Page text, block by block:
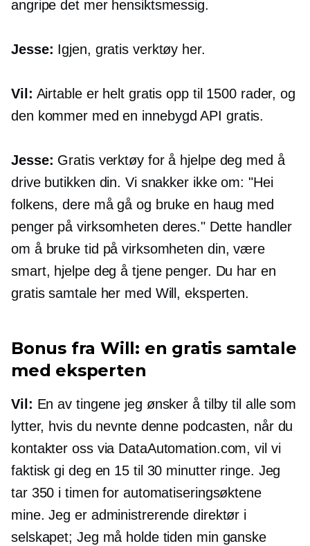
angripe det mer hensiktsmessig.
Jesse: Igjen, gratis verktøy her.
Vil: Airtable er helt gratis opp til 1500 rader, og
den kommer med en innebygd API gratis.
Jesse: Gratis verktøy for å hjelpe deg med å
drive butikken din. Vi snakker ikke om: "Hei
folkens, dere må gå og bruke en haug med
penger på virksomheten deres." Dette handler
om å bruke tid på virksomheten din, være
smart, hjelpe deg å tjene penger. Du har en
gratis samtale her med Will, eksperten.
Bonus fra Will: en gratis samtale
med eksperten
Vil: En av tingene jeg ønsker å tilby til alle som
lytter, hvis du nevnte denne podcasten, når du
kontakter oss via DataAutomation.com, vil vi
faktisk gi deg en 15 til 30 minutterringe. Jeg
tar 350 i timen for automatiseringsøktene
mine. Jeg er administrerende direktør i
selskapet; Jeg må holde tiden min ganske